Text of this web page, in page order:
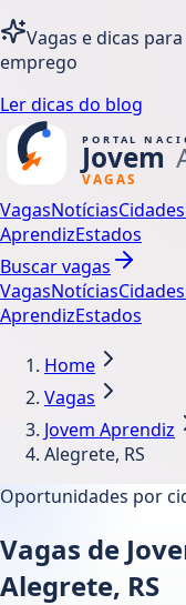
Vagas e dicas
emprego
Ler dicas do blog
VagasNotíciasCidades
AprendizEstados
Buscar vagas
VagasNotíciasCidades
AprendizEstados
Home
Vagas
Jovem Aprendiz
Alegrete, RS
Oportunidades por
Vagas de
Alegrete, RS